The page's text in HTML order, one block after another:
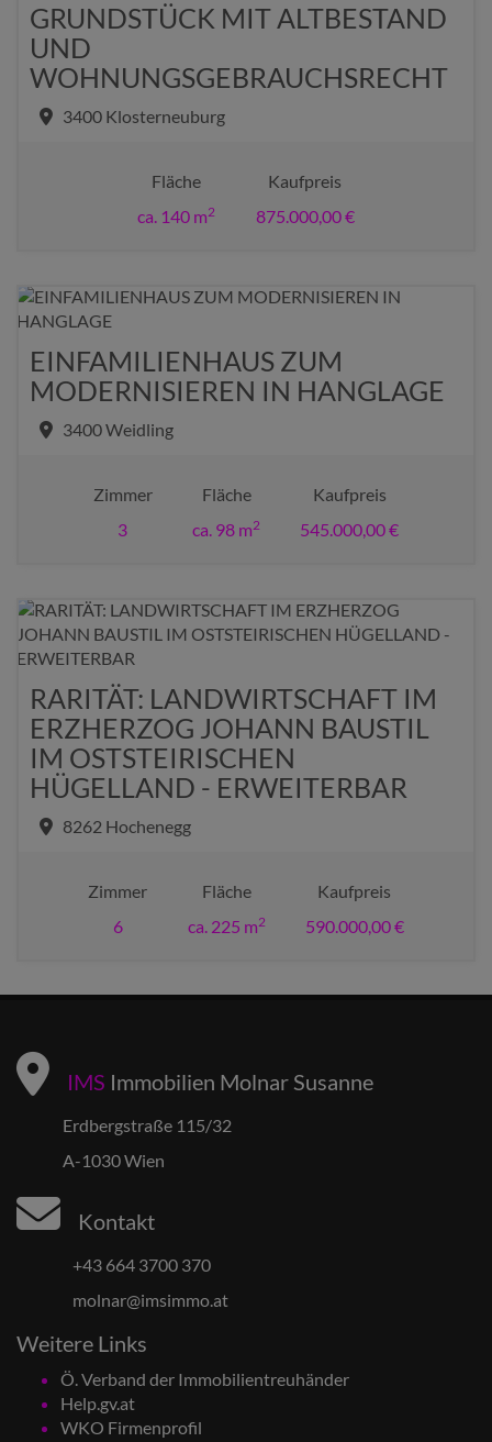
GRUNDSTÜCK MIT ALTBESTAND
UND
WOHNUNGSGEBRAUCHSRECHT
3400 Klosterneuburg
Fläche
ca. 140 m2
Kaufpreis
875.000,00 €
EINFAMILIENHAUS ZUM
MODERNISIEREN IN HANGLAGE
3400 Weidling
Zimmer
3
Fläche
ca. 98 m2
Kaufpreis
545.000,00 €
RARITÄT: LANDWIRTSCHAFT IM
ERZHERZOG JOHANN BAUSTIL
IM OSTSTEIRISCHEN
HÜGELLAND - ERWEITERBAR
8262 Hochenegg
Zimmer
6
Fläche
ca. 225 m2
Kaufpreis
590.000,00 €
IMS Immobilien Molnar Susanne
Erdbergstraße 115/32
A-1030 Wien
Kontakt
+43 664 3700 370
molnar@imsimmo.at
Weitere Links
Ö. Verband der Immobilientreuhänder
Help.gv.at
WKO Firmenprofil